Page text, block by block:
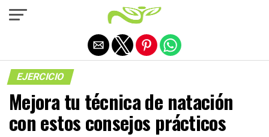
EJERCICIO
Mejora tu técnica de natación
con estos consejos prácticos
Salir de la versión móvil